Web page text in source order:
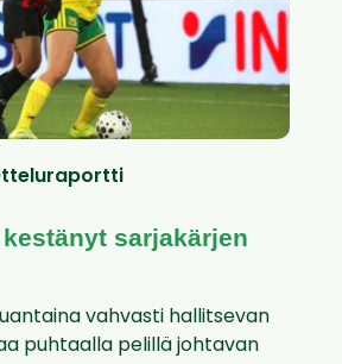
sarjakärjen
vahvasti hallitsevan
puhtaalla pelillä johtavan